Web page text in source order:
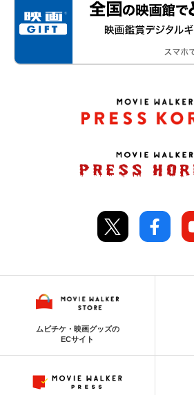
ムビチケ・映画グッズの
ECサイト